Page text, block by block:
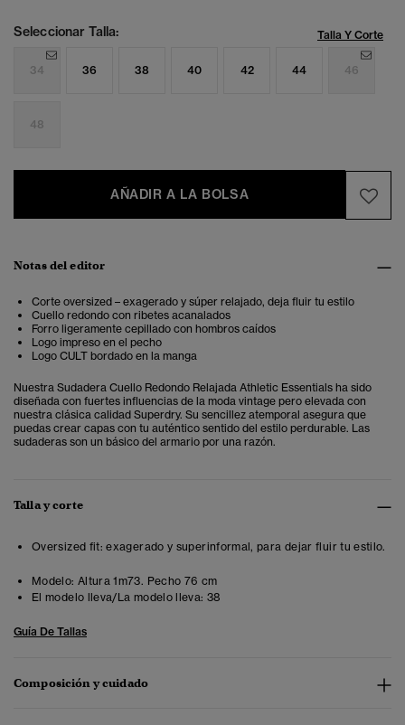
Seleccionar Talla: Talla Y Corte
34 36 38 40 42 44 46
48
AÑADIR A LA BOLSA
Notas del editor
Corte oversized – exagerado y súper relajado, deja fluir tu estilo
Cuello redondo con ribetes acanalados
Forro ligeramente cepillado con hombros caídos
Logo impreso en el pecho
Logo CULT bordado en la manga
Nuestra Sudadera Cuello Redondo Relajada Athletic Essentials ha sido
diseñada con fuertes influencias de la moda vintage pero elevada con
nuestra clásica calidad Superdry. Su sencillez atemporal asegura que
puedas crear capas con tu auténtico sentido del estilo perdurable. Las
sudaderas son un básico del armario por una razón.
Talla y corte
Oversized fit: exagerado y superinformal, para dejar fluir tu estilo.
Modelo: Altura 1m73. Pecho 76 cm
El modelo lleva/La modelo lleva: 38
Guía De Tallas
Composición y cuidado